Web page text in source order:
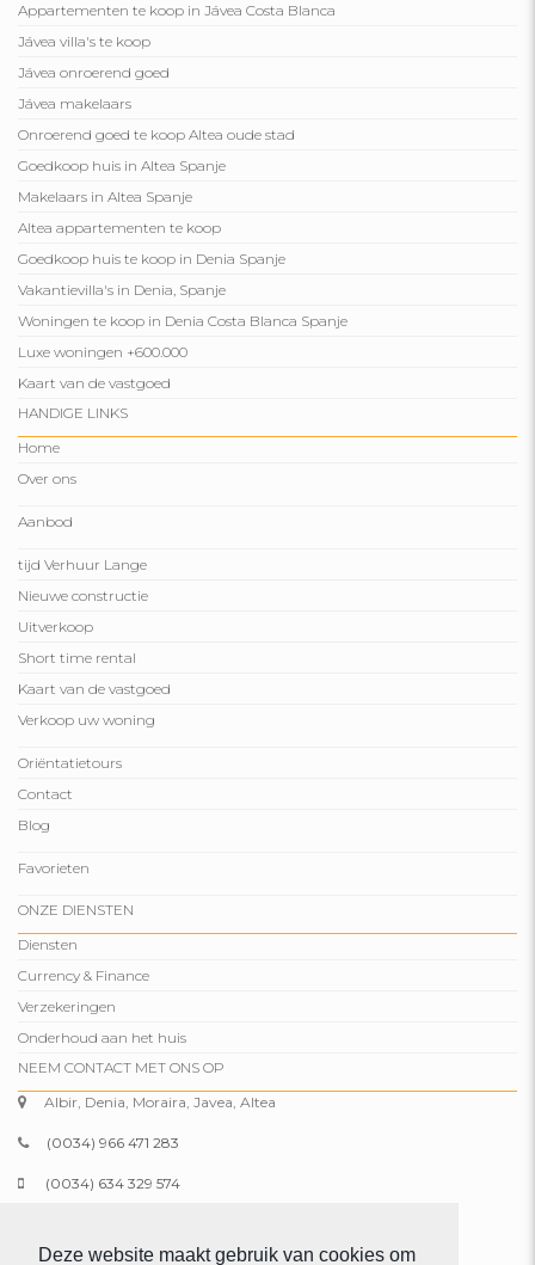
Deze website maakt gebruik van cookies om
Appartementen te koop in Jávea Costa Blanca
Jávea villa's te koop
Jávea onroerend goed
Jávea makelaars
Onroerend goed te koop Altea oude stad
Goedkoop huis in Altea Spanje
Makelaars in Altea Spanje
Altea appartementen te koop
Goedkoop huis te koop in Denia Spanje
Vakantievilla's in Denia, Spanje
Woningen te koop in Denia Costa Blanca Spanje
Luxe woningen +600.000
Kaart van de vastgoed
HANDIGE LINKS
Home
Over ons
Aanbod
tijd Verhuur Lange
Nieuwe constructie
Uitverkoop
Short time rental
Kaart van de vastgoed
Verkoop uw woning
Oriëntatietours
Contact
Blog
Favorieten
ONZE DIENSTEN
Diensten
Currency & Finance
Verzekeringen
Onderhoud aan het huis
NEEM CONTACT MET ONS OP
Albir, Denia, Moraira, Javea, Altea
(0034) 966 471 283
(0034) 634 329 574